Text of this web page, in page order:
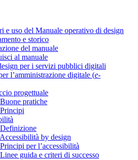
e uso del Manuale operativo di design
e storico
del manuale
al manuale
per i servizi pubblici digitali
l’amministrazione digitale (e-
progettuale
pratiche
by design
per l’accessibilità
guida e criteri di successo